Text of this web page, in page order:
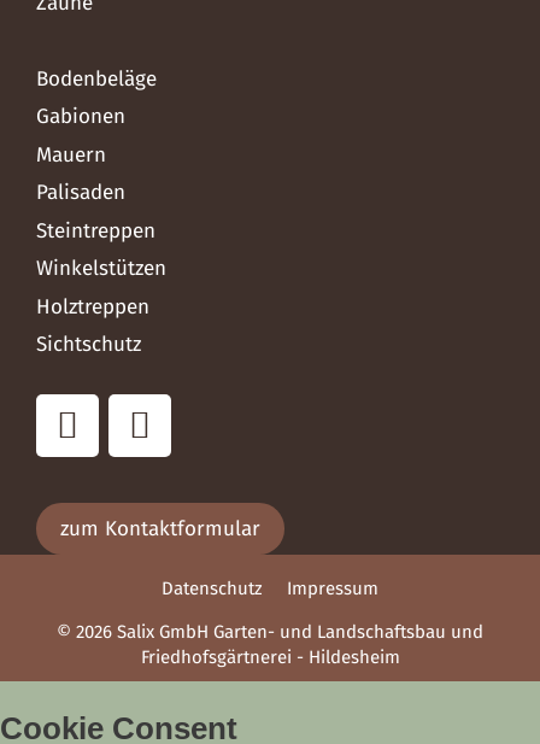
Bodenbeläge
Gabionen
Mauern
Palisaden
Steintreppen
Winkelstützen
Holztreppen
Sichtschutz
zum Kontaktformular
Datenschutz
Impressum
© 2026 Salix GmbH Garten- und Landschaftsbau und
Friedhofsgärtnerei - Hildesheim